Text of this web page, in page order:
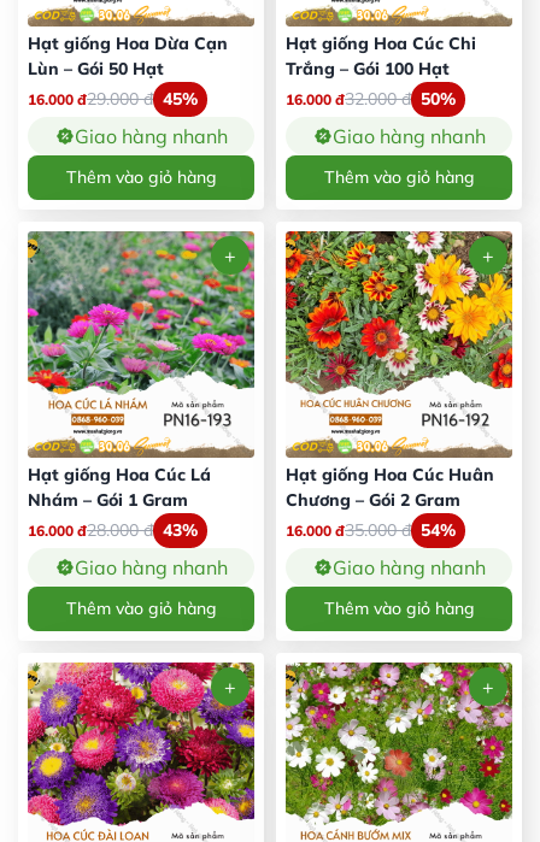
Hạt giống Hoa Dừa Cạn
Lùn – Gói 50 Hạt
16.000 đ29.000đ 45%
Giao hàng nhanh
Thêm vào giỏ hàng
Hạt giống Hoa Cúc Chi
Trắng – Gói 100 Hạt
16.000 đ32.000đ 50%
Giao hàng nhanh
Thêm vào giỏ hàng
Hạt giống Hoa Cúc Lá
Nhám – Gói 1 Gram
16.000 đ28.000đ 43%
Giao hàng nhanh
Thêm vào giỏ hàng
Hạt giống Hoa Cúc Huân
Chương – Gói 2 Gram
16.000 đ35.000đ 54%
Giao hàng nhanh
Thêm vào giỏ hàng